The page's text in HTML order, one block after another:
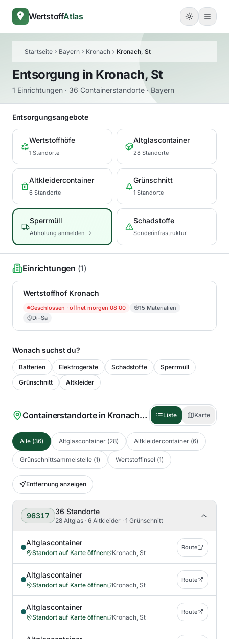
WertstoffAtlas
Startseite Bayern Kronach Kronach, St
Entsorgung in Kronach, St
1 Einrichtungen · 36 Containerstandorte · Bayern
Entsorgungsangebote
Wertstoffhöfe
1 Standorte
Altglascontainer
28 Standorte
Altkleidercontainer
6 Standorte
Grünschnitt
1 Standorte
Sperrmüll
Abholung anmelden →
Schadstoffe
Sonderinfrastruktur
Einrichtungen (1)
Wertstoffhof Kronach
Geschlossen · öffnet morgen 08:00 15 Materialien
Di–Sa
Wonach suchst du?
Batterien Elektrogeräte Schadstoffe
Sperrmüll
Grünschnitt
Altkleider
Containerstandorte in Kronach, St 36)
Liste Karte
Alle (36) Altglascontainer (28) Altkleidercontainer (6)
Grünschnittsammelstelle (1) Wertstoffinsel (1)
Entfernung anzeigen
96317 36 Standorte
28 Altglas · 6 Altkleider · 1 Grünschnitt
Altglascontainer
Standort auf Karte öffnen Kronach, St
Route
Altglascontainer
Standort auf Karte öffnen Kronach, St
Route
Altglascontainer
Standort auf Karte öffnen Kronach, St
Route